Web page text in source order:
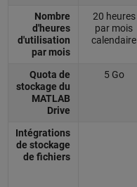
Nombre
d'heures
d'utilisation
par mois
20 heures
par mois
calendaire
Quota de
stockage du
MATLAB
Drive
5 Go
Intégrations
de stockage
de fichiers